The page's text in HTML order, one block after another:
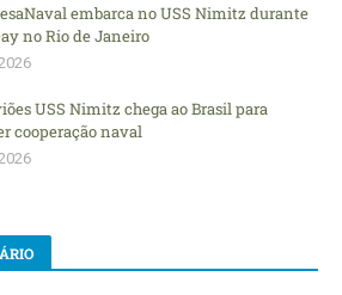
embarca no USS Nimitz durante
no Rio de Janeiro
USS Nimitz chega ao Brasil para
cooperação naval